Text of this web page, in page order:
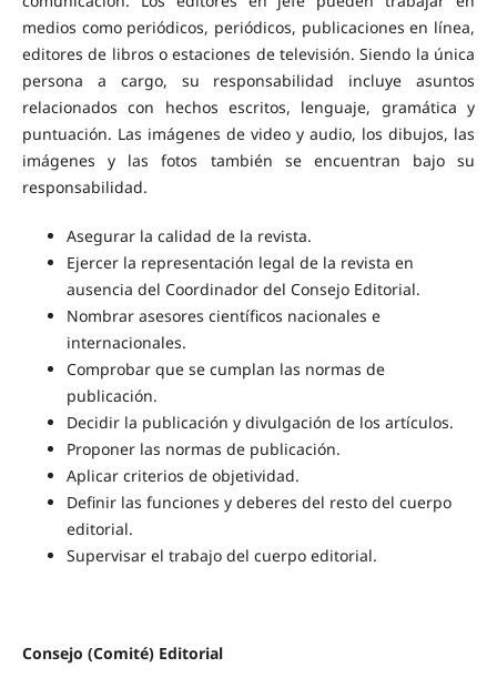
medios como periódicos, periódicos, publicaciones en línea,
editores de libros o estaciones de televisión. Siendo la única
persona a cargo, su responsabilidad incluye asuntos
relacionados con hechos escritos, lenguaje, gramática y
puntuación. Las imágenes de video y audio, los dibujos, las
imágenes y las fotos también se encuentran bajo su
responsabilidad.
Asegurar la calidad de la revista.
Ejercer la representación legal de la revista en
ausencia del Coordinador del Consejo Editorial.
Nombrar asesores científicos nacionales e
internacionales.
Comprobar que se cumplan las normas de
publicación.
Decidir la publicación y divulgación de los artículos.
Proponer las normas de publicación.
Aplicar criterios de objetividad.
Definir las funciones y deberes del resto del cuerpo
editorial.
Supervisar el trabajo del cuerpo editorial.
Consejo (Comité) Editorial